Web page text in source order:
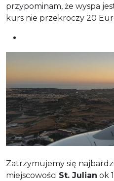
przypominam, że wyspa
kurs nie przekroczy 20
Zatrzymujemy się
miejscowości St. Julian ok